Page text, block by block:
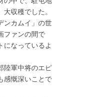
収穫でした。
ンカムイ」の世
ファンの間で
になっているよ
陸軍中将のエピ
感慨深いことで